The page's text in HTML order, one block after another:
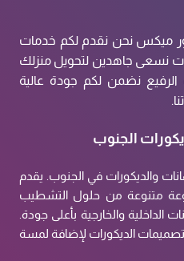
ميكس نحن نقدم لكم خدمات
نسعى جاهدين لتحويل منزلك
نضمن لكم جودة عالية
الجنوب
والديكورات في الجنوب. يقدم
متنوعة من حلول التشطيب
الداخلية والخارجية بأعلى جودة.
تصميمات الديكورات لإضافة لمسة